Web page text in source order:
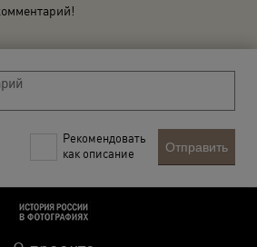
Рекомендовать
как описание
Отправить